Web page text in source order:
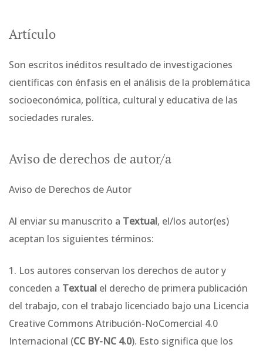
Artículo
Son escritos inéditos resultado de investigaciones
científicas con énfasis en el análisis de la problemática
socioeconómica, política, cultural y educativa de las
sociedades rurales.
Aviso de derechos de autor/a
Aviso de Derechos de Autor
Al enviar su manuscrito a Textual, el/los autor(es)
aceptan los siguientes términos:
1. Los autores conservan los derechos de autor y
conceden a Textual el derecho de primera publicación
del trabajo, con el trabajo licenciado bajo una Licencia
Creative Commons Atribución-NoComercial 4.0
Internacional (CC BY-NC 4.0). Esto significa que los